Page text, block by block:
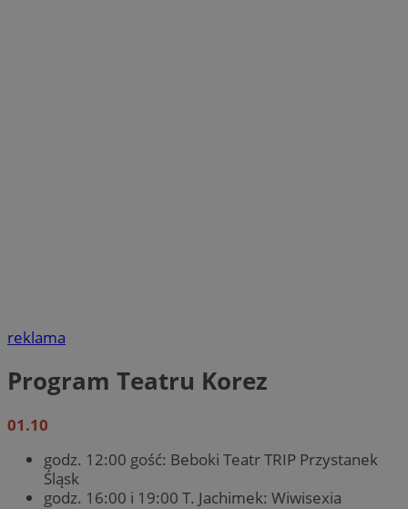
reklama
Program Teatru Korez
01.10
godz. 12:00 gość: Beboki Teatr TRIP Przystanek
Śląsk
godz. 16:00 i 19:00 T. Jachimek: Wiwisexia